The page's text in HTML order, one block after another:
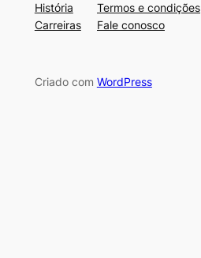
História
Carreiras
Termos e condições
Fale conosco
Criado com WordPress